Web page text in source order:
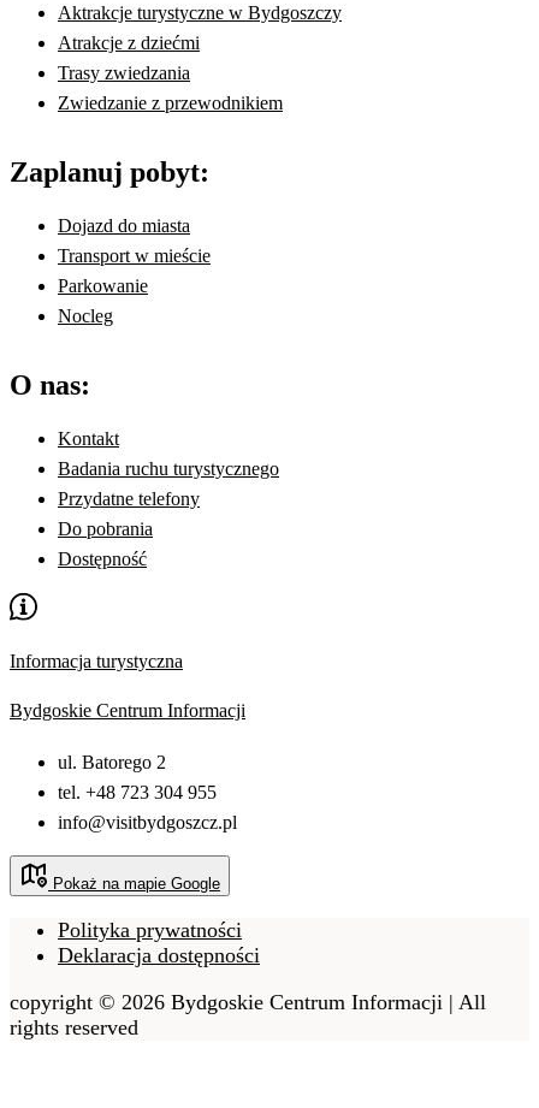
Aktrakcje turystyczne w Bydgoszczy
Atrakcje z dziećmi
Trasy zwiedzania
Zwiedzanie z przewodnikiem
Zaplanuj pobyt:
Dojazd do miasta
Transport w mieście
Parkowanie
Nocleg
O nas:
Kontakt
Badania ruchu turystycznego
Przydatne telefony
Do pobrania
Dostępność
Informacja turystyczna
Bydgoskie Centrum Informacji
ul. Batorego 2
tel. +48 723 304 955
info@visitbydgoszcz.pl
Pokaż na mapie Google
Polityka prywatności
Deklaracja dostępności
copyright © 2026 Bydgoskie Centrum Informacji | All
rights reserved